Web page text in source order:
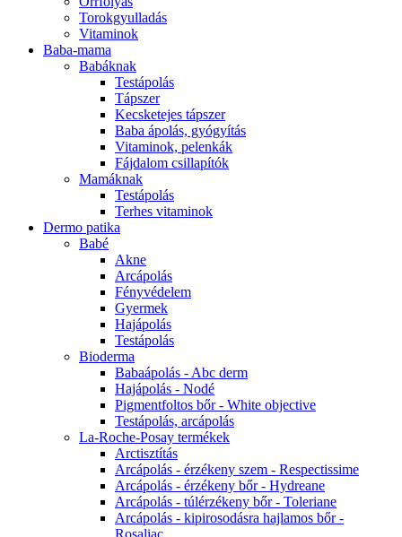
Torokgyulladás
Vitaminok
Baba-mama
Babáknak
Testápolás
Tápszer
Kecsketejes tápszer
Baba ápolás, gyógyítás
Vitaminok, pelenkák
Fájdalom csillapítók
Mamáknak
Testápolás
Terhes vitaminok
Dermo patika
Babé
Akne
Arcápolás
Fényvédelem
Gyermek
Hajápolás
Testápolás
Bioderma
Babaápolás - Abc derm
Hajápolás - Nodé
Pigmentfoltos bőr - White objective
Testápolás, arcápolás
La-Roche-Posay termékek
Arctisztítás
Arcápolás - érzékeny szem - Respectissime
Arcápolás - érzékeny bőr - Hydreane
Arcápolás - túlérzékeny bőr - Toleriane
Arcápolás - kipirosodásra hajlamos bőr -
Rosaliac